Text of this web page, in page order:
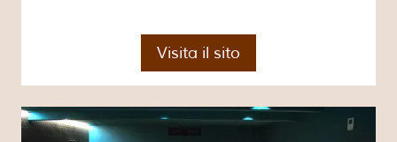
Visita il sito